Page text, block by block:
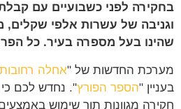
בחקירה לפני כשבועיים עם
וגניבה של עשרות אלפי שקלים,
שהינו בעל מספרה בעיר. כל
מערכת החדשות של "אחלה רחובות
בעניין "הספר הפורץ". נחדש לכם כי
חקירה מגוונות תוך שימוש